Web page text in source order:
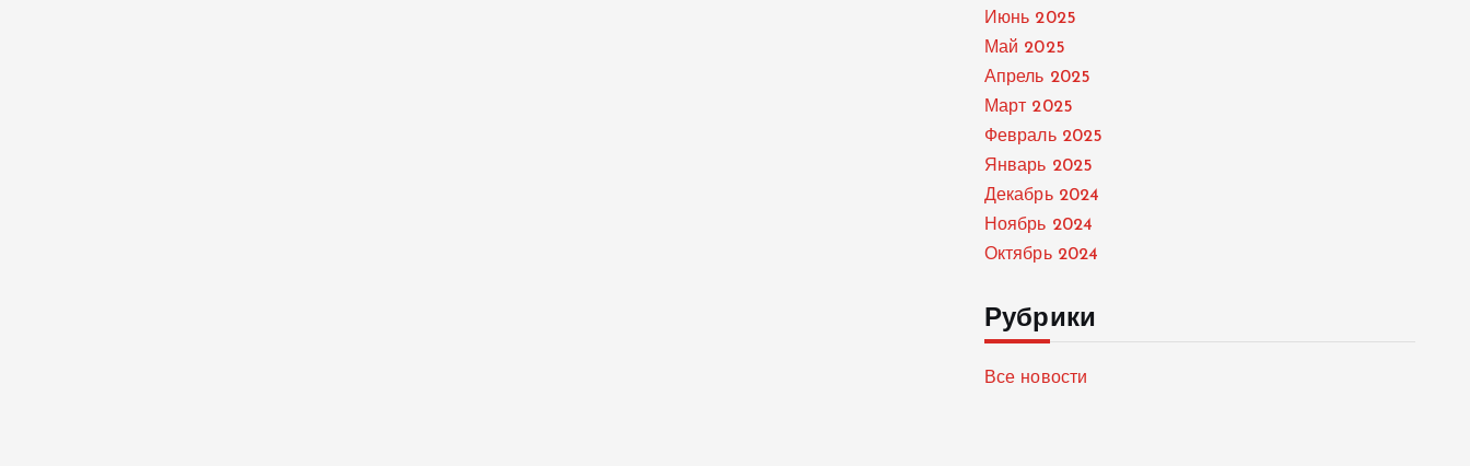
Июнь 2025
Май 2025
Апрель 2025
Март 2025
Февраль 2025
Январь 2025
Декабрь 2024
Ноябрь 2024
Октябрь 2024
Рубрики
Все новости